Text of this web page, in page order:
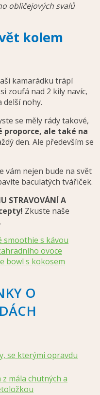
obličejových svalů
kolem
kamarádku trápí
zoufá nad 2 kily navíc,
delší nohy.
se měly rády takové,
proporce, ale také na
den. Ale především se
vám nejen bude na svět
baculatých tvářiček.
STRAVOVÁNÍ A
Zkuste naše
smoothie s kávou
ovoce
bowl s kokosem
O
se kterými opravdu
mála chutných a